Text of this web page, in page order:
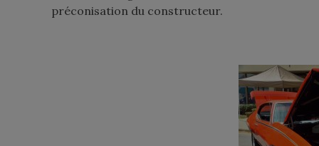
préconisation du constructeur.